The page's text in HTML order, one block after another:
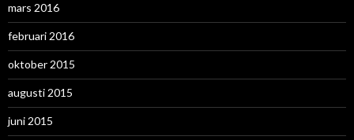
mars 2016
februari 2016
oktober 2015
augusti 2015
juni 2015